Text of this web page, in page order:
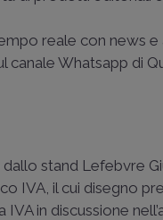
reale con news
Whatsapp di
stand Lefebvre
IVA, il cui disegno
in discussione